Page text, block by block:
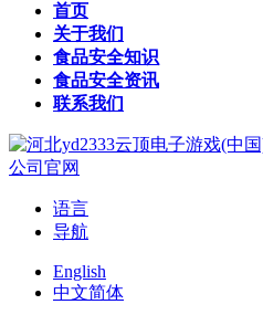
首页
关于我们
食品安全知识
食品安全资讯
联系我们
语言
导航
English
中文简体